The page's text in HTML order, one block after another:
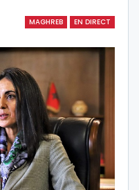
MAGHREB EN DIRECT